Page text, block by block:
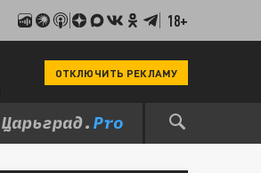
18+
ОТКЛЮЧИТЬ РЕКЛАМУ